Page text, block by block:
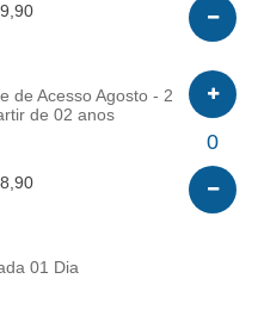
de Acesso Agosto - 2
de 02 anos
0
01 Dia